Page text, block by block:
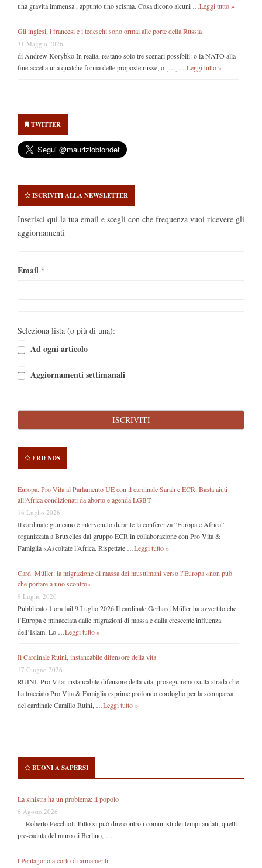
una gravità immensa , appunto uno scisma. Cosa dicono alcuni …Leggi tutto »
Gli inglesi, i francesi e i tedeschi sono ormai alle porte della Russia
31 Maggio 2026
di Andrew Korybko In realtà, restano solo tre scenari possibili: o la NATO alla
fine accetta una qualche forma delle proposte russe; o […] …Leggi tutto »
Sidebar
TWITTER
ISCRIVITI ALLA NEWSLETTER
Inserisci qui la tua email e scegli con che frequenza vuoi ricevere gli
aggiornamenti
Email *
Seleziona lista (o più di una):
Ad ogni articolo
Aggiornamenti settimanali
FRIENDS
Europa. Pro Vita al Parlamento UE con il cardinale Sarah e ECR: Basta aiuti
all’Africa condizionati da aborto e agenda LGBT
16 Luglio 2026
Il cardinale guineano è intervenuto durante la conferenza “Europa e Africa”
organizzata a Bruxelles dal gruppo ECR in collaborazione con Pro Vita &
Famiglia «Ascoltate l’Africa. Rispettate …Leggi tutto »
Card. Müller: la migrazione di massa dei musulmani verso l’Europa «non può
che portare a uno scontro»
9 Luglio 2026
Pubblicato 1 ora fail 9 Luglio 2026 Il cardinale Gerhard Müller ha avvertito che
l’Europa è minacciata dalle migrazioni di massa e dalla crescente influenza
dell’Islam. Lo …Leggi tutto »
Il Cardinale Ruini, instancabile difensore della vita
17 Giugno 2026
RUINI. Pro Vita: instancabile difensore della vita, proseguiremo sulla strada che
ha tracciato Pro Vita & Famiglia esprime profondo cordoglio per la scomparsa
del cardinale Camillo Ruini, …Leggi tutto »
BUONI A SAPERSI
La sinistra ha un problema: il popolo
6 Agosto 2026
Roberto Pecchioli Tutto si può dire contro i comunisti dei tempi andati, quelli
pre-caduta del muro di Berlino, …
l Pentagono a corto di armamenti